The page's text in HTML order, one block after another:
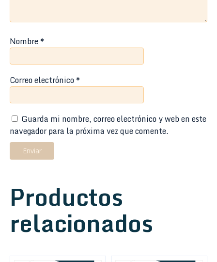
Nombre*
Correo electrónico*
Guarda mi nombre, correo electrónico y web en este
navegador para la próxima vez que comente.
Productos
relacionados